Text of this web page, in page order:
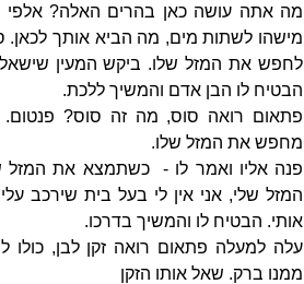
מה אתה עושה כאן בהרים האלה? אלפי
מישהו לשתות מים, מה הביא אותך לכאן.
לחפש את המזל שלו. ביקש המעין
הבטיח לו הבן אדם והמשיך ללכת.
פתאום רואה סוס, מה זה סוס?
מחפש את המזל שלו.
פנה אליו ואמר לו - כשתמצא את המזל
המזל שלי, אני אין לי בעל בית שירכב
אותי. הבטיח לו והמשיך בדרכו.
עלה למעלה פתאום רואה זקן לבן, כולו
ממנו ברק. שאל אותו הזקן